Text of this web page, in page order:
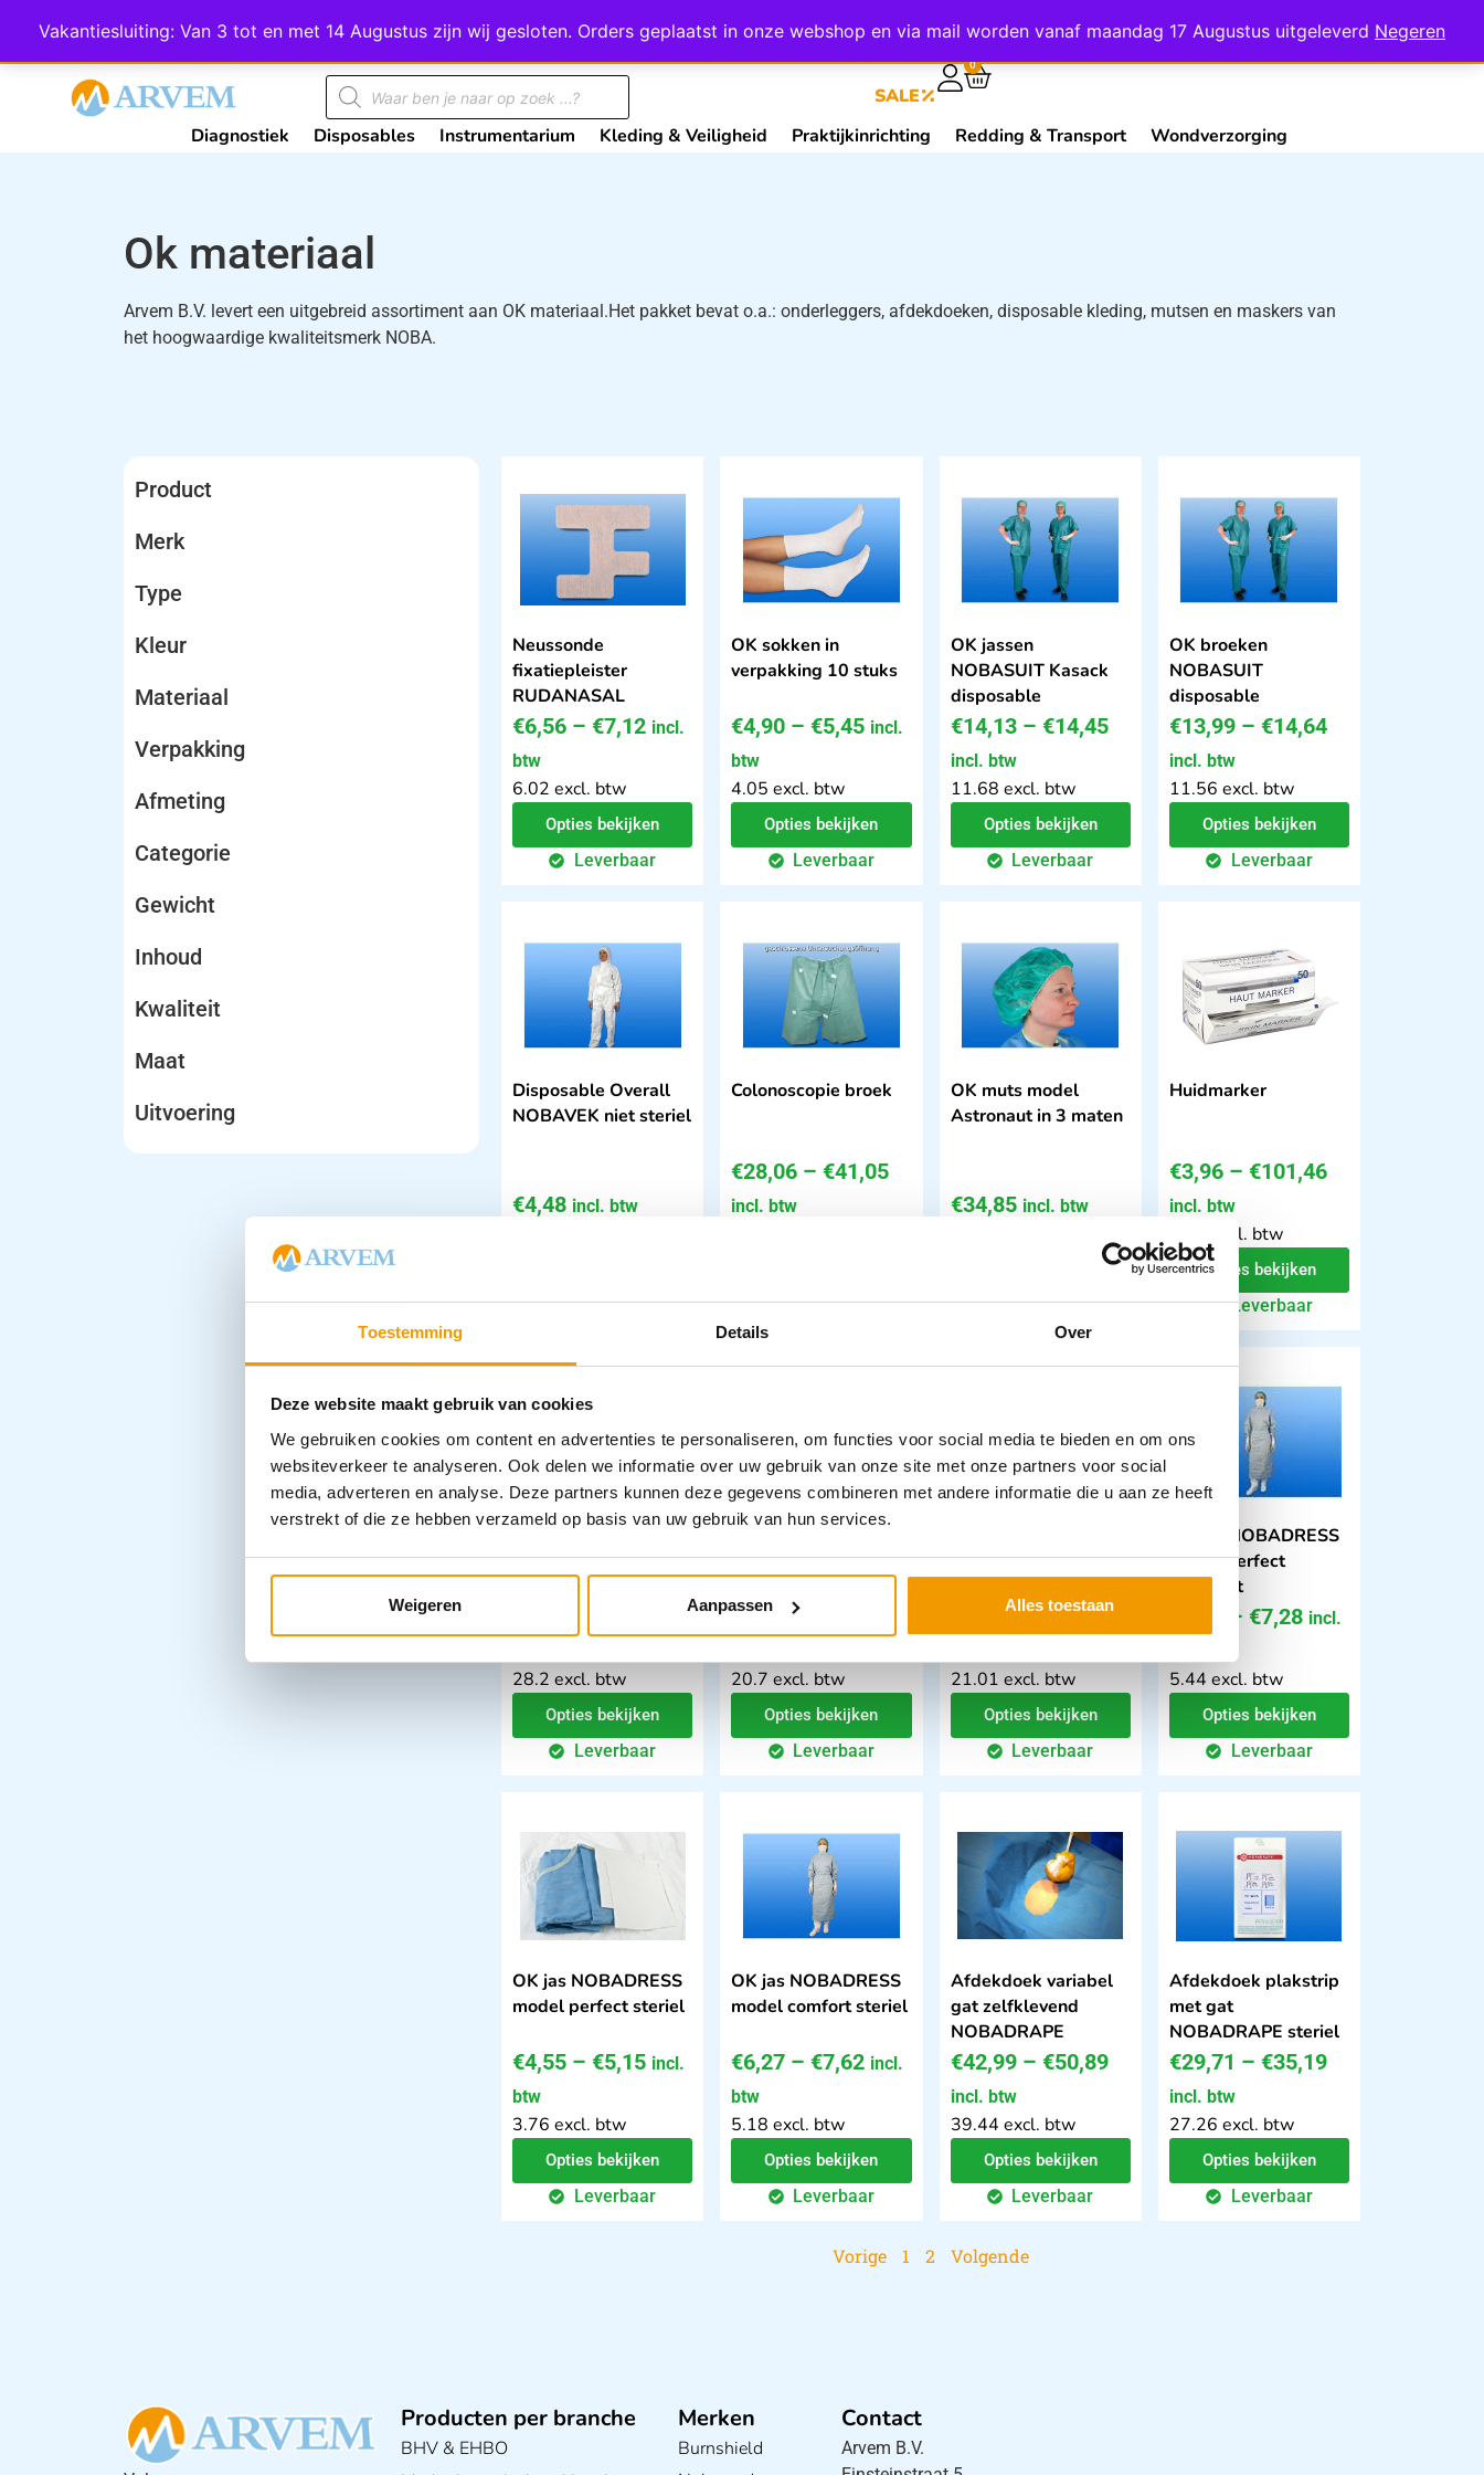
Toestemming Details Over
Deze website maakt gebruik van cookies
We gebruiken cookies om content en advertenties te personaliseren, om functies voor social media te bieden en om ons
websiteverkeer te analyseren. Ook delen we informatie over uw gebruik van onze site met onze partners voor social
media, adverteren en analyse. Deze partners kunnen deze gegevens combineren met andere informatie die u aan ze heeft
verstrekt of die ze hebben verzameld op basis van uw gebruik van hun services.
Weigeren Aanpassen Alles toestaan
Vakantiesluiting: Van 3 tot en met 14 Augustus zijn wij gesloten. Orders geplaatst in onze webshop en via mail worden vanaf maandag 17 Augustus uitgeleverd Negeren
Wij scoren een 4,8 op Google Mijn Account Contact
SALE
0
Diagnostiek Disposables Instrumentarium Kleding & Veiligheid Praktijkinrichting Redding & Transport Wondverzorging
Ok materiaal
Arvem B.V. levert een uitgebreid assortiment aan OK materiaal.Het pakket bevat o.a.: onderleggers, afdekdoeken, disposable kleding, mutsen en maskers van
het hoogwaardige kwaliteitsmerk NOBA.
Product
Merk
Type
Kleur
Materiaal
Verpakking
Afmeting
Categorie
Gewicht
Inhoud
Kwaliteit
Maat
Uitvoering
Neussonde
fixatiepleister
RUDANASAL
€6,56 – €7,12 incl.
btw
6.02 excl. btw
Opties bekijken
Leverbaar
OK sokken in
verpakking 10 stuks
€4,90 – €5,45 incl.
btw
4.05 excl. btw
Opties bekijken
Leverbaar
OK jassen
NOBASUIT Kasack
disposable
€14,13 – €14,45
incl. btw
11.68 excl. btw
Opties bekijken
Leverbaar
OK broeken
NOBASUIT
disposable
€13,99 – €14,64
incl. btw
11.56 excl. btw
Opties bekijken
Leverbaar
Disposable Overall
NOBAVEK niet steriel
€4,48 incl. btw
Leverbaar
Colonoscopie broek
€28,06 – €41,05
incl. btw
Leverbaar
OK muts model
Astronaut in 3 maten
€34,85 incl. btw
Leverbaar
Huidmarker
€3,96 – €101,46
incl. btw
3.27 excl. btw
Opties bekijken
Leverbaar
OK muts model
Verpleger
28.2 excl. btw
Opties bekijken
Leverbaar
in 3 kleuren
20.7 excl. btw
Opties bekijken
Leverbaar
thermojack
25,42 – €29,74
21.01 excl. btw
Opties bekijken
Leverbaar
OK jas NOBADRESS
model perfect
versterkt
– €7,28 incl.
5.44 excl. btw
Opties bekijken
Leverbaar
OK jas NOBADRESS
model perfect steriel
€4,55 – €5,15 incl.
btw
3.76 excl. btw
Opties bekijken
Leverbaar
OK jas NOBADRESS
model comfort steriel
€6,27 – €7,62 incl.
btw
5.18 excl. btw
Opties bekijken
Leverbaar
Afdekdoek variabel
gat zelfklevend
NOBADRAPE
€42,99 – €50,89
incl. btw
39.44 excl. btw
Opties bekijken
Leverbaar
Afdekdoek plakstrip
met gat
NOBADRAPE steriel
€29,71 – €35,19
incl. btw
27.26 excl. btw
Opties bekijken
Leverbaar
Vorige 1 2 Volgende
Producten per branche
BHV & EHBO
Merken
Burnshield
Contact
Arvem B.V.